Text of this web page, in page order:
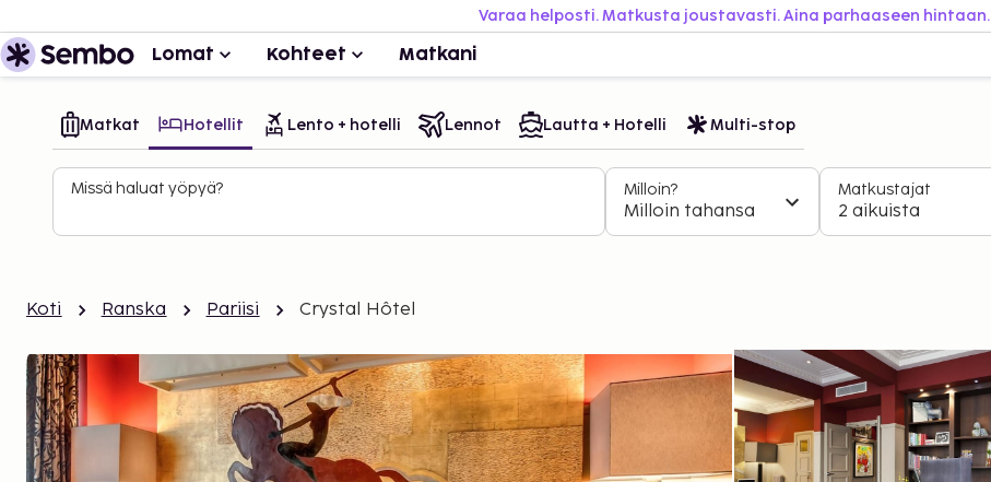
Varaa helposti. Matkusta joustavasti. Aina parhaaseen hintaan.
Lomat Kohteet Matkani
Matkat Hotellit Lento + hotelli Lennot Lautta + Hotelli Multi-stop
Missä haluat yöpyä? Milloin?
Milloin tahansa
Matkustajat
2 aikuista
Koti Ranska Pariisi Crystal Hôtel